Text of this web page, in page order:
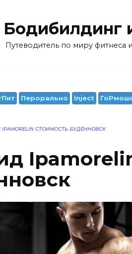
Бодибилдинг
Путеводитель по миру фитнеса
Перорально Inject
СТОИМОСТЬ БУДЁННОВСК